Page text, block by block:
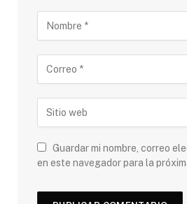
Guardar mi nombre, correo
en este navegador para la